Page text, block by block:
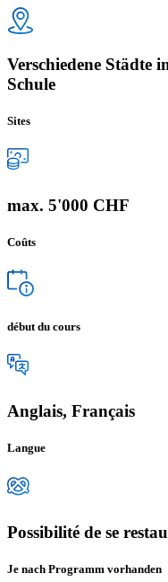
Verschiedene Städte
Schule
Sites
max. 5'000 CHF
Coûts
début du cours
Anglais, Français
Langue
Possibilité de se
Je nach Programm vorhanden